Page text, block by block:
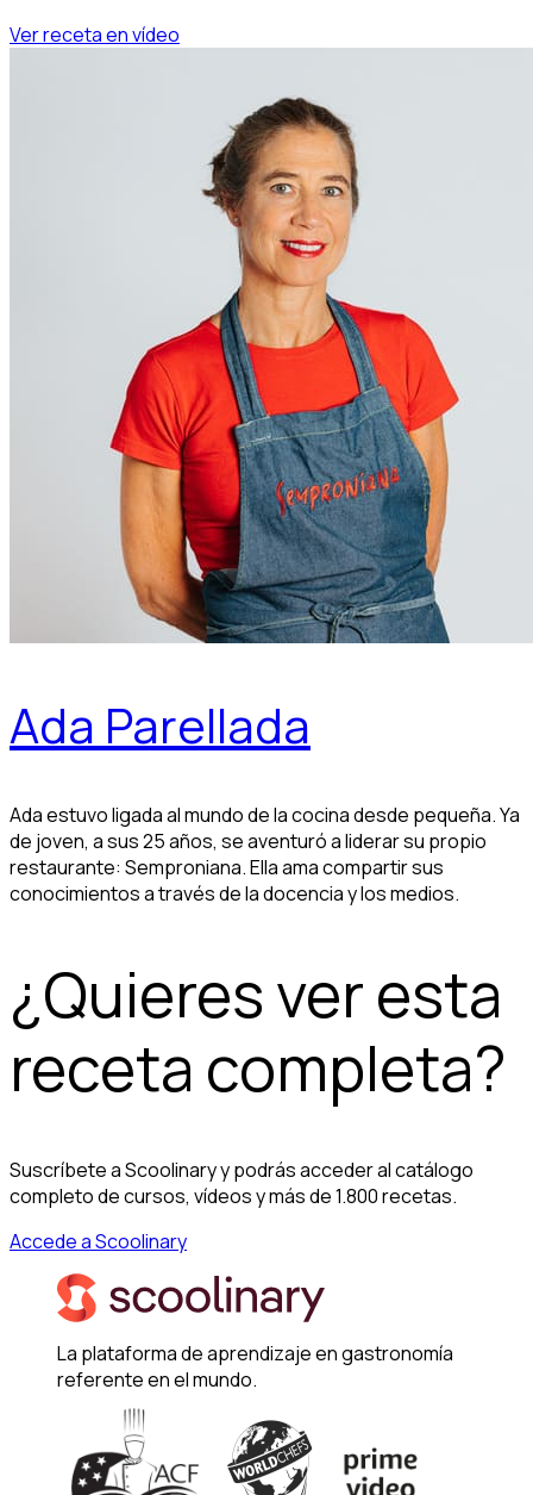
Ver receta en vídeo
Ada Parellada
Ada estuvo ligada al mundo de la cocina desde pequeña. Ya
de joven, a sus 25 años, se aventuró a liderar su propio
restaurante: Semproniana. Ella ama compartir sus
conocimientos a través de la docencia y los medios.
¿Quieres ver esta
receta completa?
Suscríbete a Scoolinary y podrás acceder al catálogo
completo de cursos, vídeos y más de 1.800 recetas.
Accede a Scoolinary
La plataforma de aprendizaje en gastronomía
referente en el mundo.